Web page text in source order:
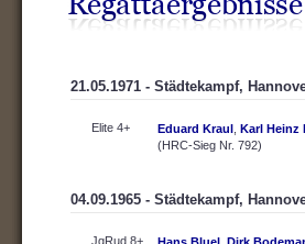
21.05.1971 - Städtekampf,
Elite 4+ Eduard Kraul Karl Heinz
(HRC-Sieg Nr. 792)
04.09.1965 - Städtekampf,
JgRud 8+